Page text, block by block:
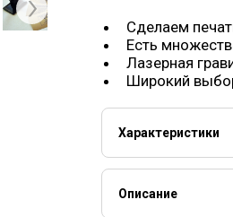
Next
Сделаем
Есть
Лазерная
Широкий
Характеристики
Штамп
Добавление в
Описание